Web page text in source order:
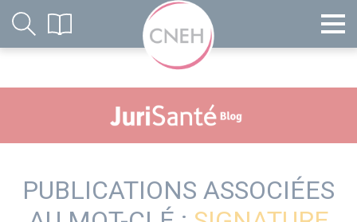
PUBLICATIONS ASSOCIÉES